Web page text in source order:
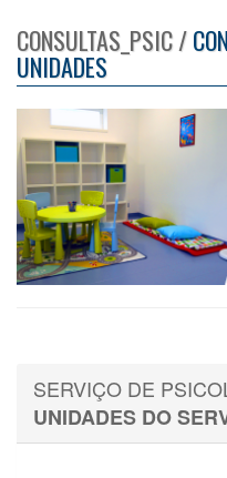
CONSULTAS_PSIC /
UNIDADES
SERVIÇO DE
UNIDADES DO